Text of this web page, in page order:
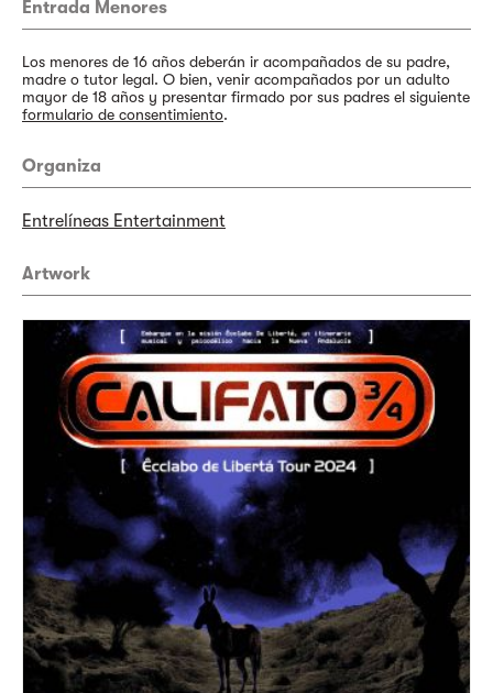
Entrada Menores
Los menores de 16 años deberán ir acompañados de su padre,
madre o tutor legal. O bien, venir acompañados por un adulto
mayor de 18 años y presentar firmado por sus padres el siguiente
formulario de consentimiento.
Organiza
Entrelíneas Entertainment
Artwork